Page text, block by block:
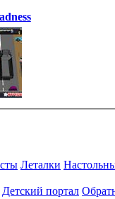
Леталки
Детский портал